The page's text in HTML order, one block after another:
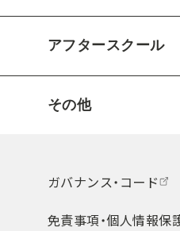
アフタースクール
その他
ガバナンス・コード
免責事項・個人情報保